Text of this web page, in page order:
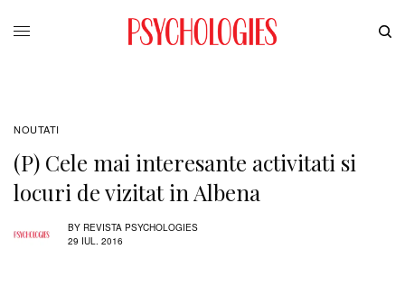
NOUTATI
(P) Cele mai interesante activitati si
locuri de vizitat in Albena
BY REVISTA PSYCHOLOGIES
29 IUL. 2016